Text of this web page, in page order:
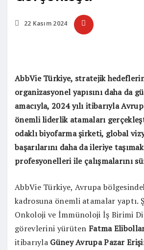
22 Kasım 2024
AbbVie Türkiye, stratejik
organizasyonel yapısını daha da
amacıyla, 2024 yılı itibarıyla
önemli liderlik atamaları
odaklı biyofarma şirketi, global
başarılarını daha da ileriye
profesyonelleri ile çalışmalarını
AbbVie Türkiye, Avrupa
kadrosuna önemli atamalar yaptı.
Onkoloji ve İmmünoloji İş Birimi
görevlerini yürütenFatma
itibarıyla Güney Avrupa Pazar